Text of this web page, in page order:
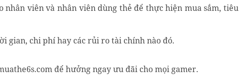
nhân viên và nhân viên dùng thẻ để thực hiện mua sắm, tiêu
gian, chi phí hay các rủi ro tài chính nào đó.
để hưởng ngay ưu đãi cho mọi gamer.